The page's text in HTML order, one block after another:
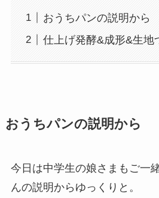
おうちパンの説明から
仕上げ発酵&成形&生地
おうちパンの説明から
今日は中学生の娘さまもご一
んの説明からゆっくりと。